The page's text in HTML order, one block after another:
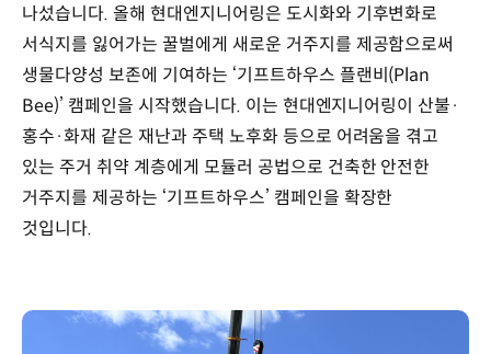
나섰습니다. 올해 현대엔지니어링은 도시화와 기후변화로
서식지를 잃어가는 꿀벌에게 새로운 거주지를 제공함으로써
생물다양성 보존에 기여하는 ‘기프트하우스 플랜비(Plan
Bee)’ 캠페인을 시작했습니다. 이는 현대엔지니어링이 산불·
홍수·화재 같은 재난과 주택 노후화 등으로 어려움을 겪고
있는 주거 취약 계층에게 모듈러 공법으로 건축한 안전한
거주지를 제공하는 ‘기프트하우스’ 캠페인을 확장한
것입니다.